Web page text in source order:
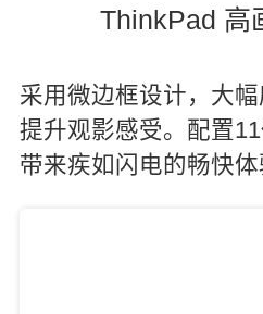
ThinkPad 高
采用微边框设计，大幅
提升观影感受。配置11
带来疾如闪电的畅快体